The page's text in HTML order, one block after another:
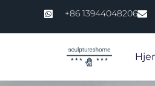
+86 13944048206